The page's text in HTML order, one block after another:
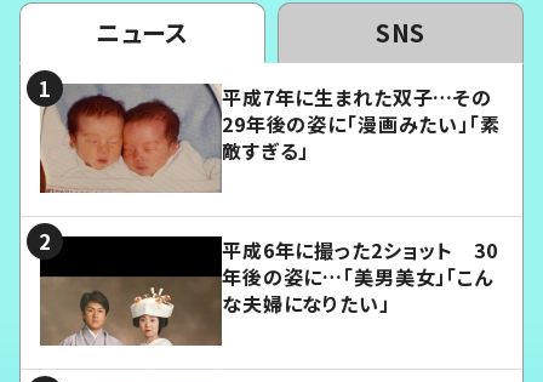
ニュース SNS
平成7年に生まれた双子…その
29年後の姿に「漫画みたい」「素
敵すぎる」
平成6年に撮った2ショット 30
年後の姿に…「美男美女」「こん
な夫婦になりたい」